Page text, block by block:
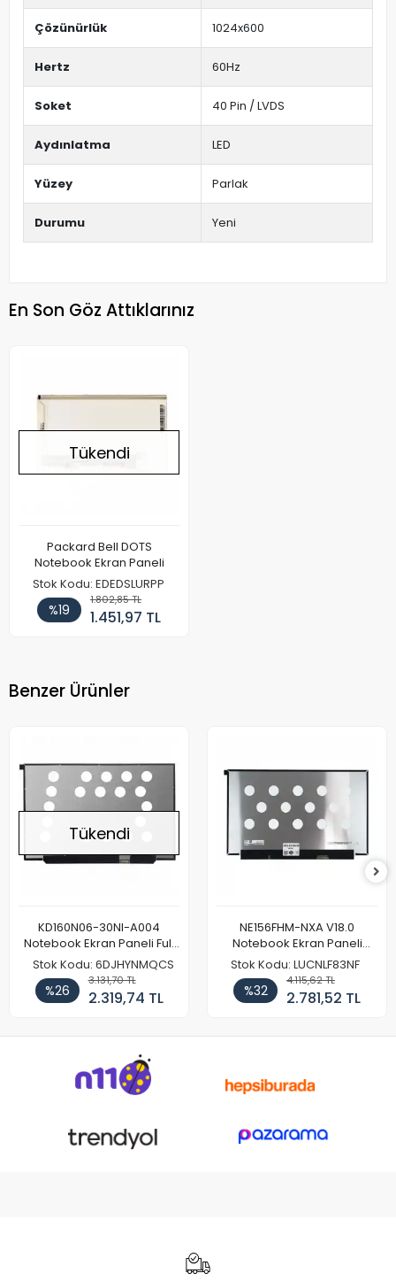
Çözünürlük 1024x600
Hertz 60Hz
Soket 40 Pin / LVDS
Aydınlatma LED
Yüzey Parlak
Durumu Yeni
En Son Göz Attıklarınız
Tükendi
Packard Bell DOTS
Notebook Ekran Paneli
Stok Kodu: EDEDSLURPP
%19
1.802,85 TL
1.451,97 TL
Benzer Ürünler
Tükendi
KD160N06-30NI-A004
Notebook Ekran Paneli Full
HD
Stok Kodu: 6DJHYNMQCS
%26
3.131,70 TL
2.319,74 TL
NE156FHM-NXA V18.0
Notebook Ekran Paneli
144Hz
Stok Kodu: LUCNLF83NF
%32
4.115,62 TL
2.781,52 TL